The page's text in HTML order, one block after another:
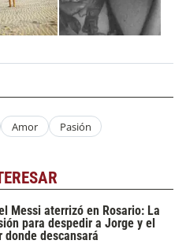
Amor Pasión
Messi aterrizó en Rosario: La
para despedir a Jorge y el
donde descansará